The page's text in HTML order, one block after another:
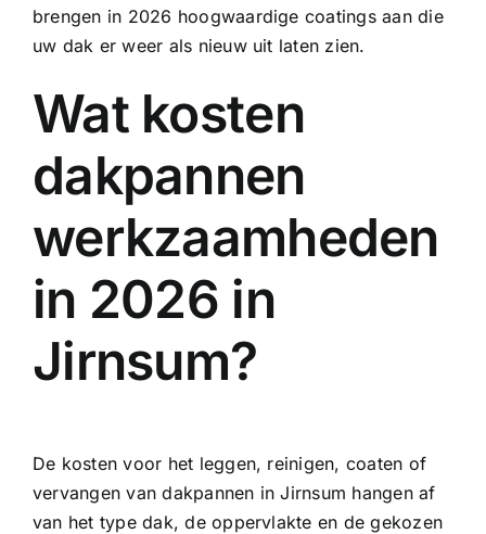
brengen in 2026 hoogwaardige coatings aan die
uw dak er weer als nieuw uit laten zien.
Wat kosten
dakpannen
werkzaamheden
in 2026 in
Jirnsum?
De kosten voor het leggen, reinigen, coaten of
vervangen van dakpannen in Jirnsum hangen af
van het type dak, de oppervlakte en de gekozen